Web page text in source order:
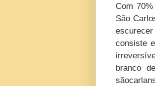
Com
São
consiste
branco